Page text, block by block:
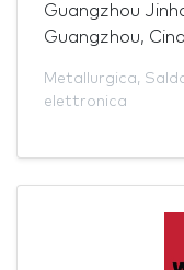
Guangzhou
Guangzhou, Cina
Metallurgica,
elettronica